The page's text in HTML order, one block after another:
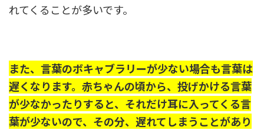
れてくることが多いです。
また、言葉のボキャブラリーが少ない場合も言葉は
遅くなります。赤ちゃんの頃から、投げかける言葉
が少なかったりすると、それだけ耳に入ってくる言
葉が少ないので、その分、遅れてしまうことがあり